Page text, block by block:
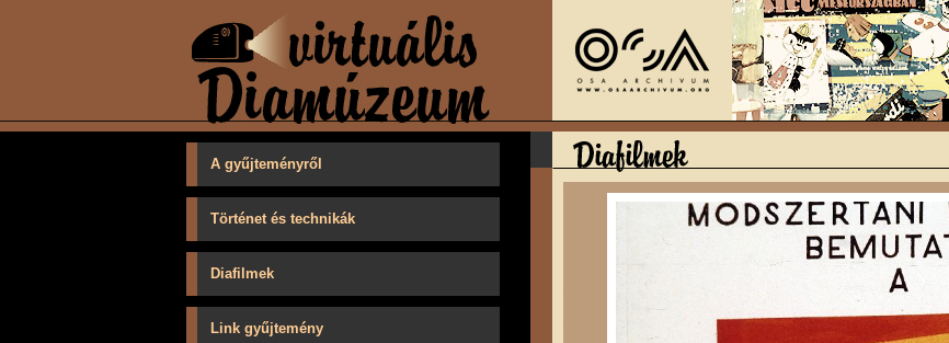
A gyűjteményről
Történet és technikák
Diafilmek
Link gyűjtemény